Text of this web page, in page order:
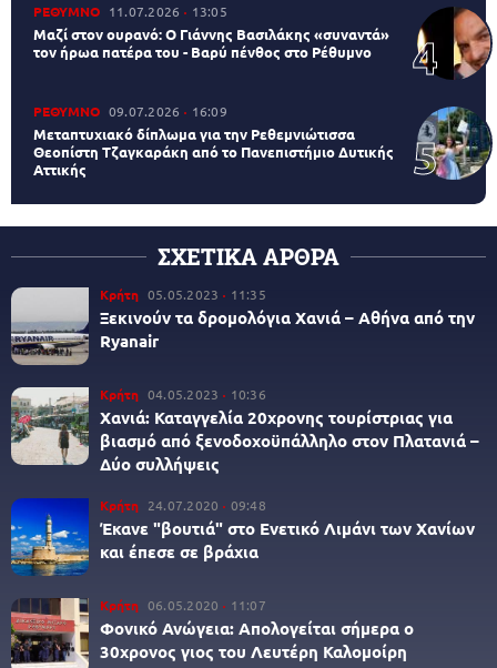
ΡΕΘΥΜΝΟ 11.07.2026 13:05
Μαζί στον ουρανό: Ο Γιάννης Βασιλάκης «συναντά»
τον ήρωα πατέρα του - Βαρύ πένθος στο Ρέθυμνο
ΡΕΘΥΜΝΟ 09.07.2026 16:09
Μεταπτυχιακό δίπλωμα για την Ρεθεμνιώτισσα
Θεοπίστη Τζαγκαράκη από το Πανεπιστήμιο Δυτικής
Αττικής
ΣΧΕΤΙΚΑ ΑΡΘΡΑ
Κρήτη 05.05.2023 11:35
Ξεκινούν τα δρομολόγια Χανιά – Αθήνα από την
Ryanair
Κρήτη 04.05.2023 10:36
Χανιά: Καταγγελία 20χρονης τουρίστριας για
βιασμό από ξενοδοχοϋπάλληλο στον Πλατανιά –
Δύο συλλήψεις
Κρήτη 24.07.2020 09:48
Έκανε "βουτιά" στο Ενετικό Λιμάνι των Χανίων
και έπεσε σε βράχια
Κρήτη 06.05.2020 11:07
Φονικό Ανώγεια: Απολογείται σήμερα ο
30χρονος γιος του Λευτέρη Καλομοίρη